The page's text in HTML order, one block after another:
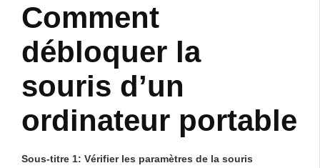
Comment
débloquer la
souris d’un
ordinateur portable
Sous-titre 1: Vérifier les paramètres de la souris